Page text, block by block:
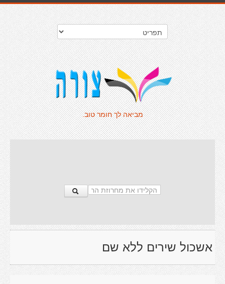
מביאה לך חומר טוב.
אשכול שירים ללא שם